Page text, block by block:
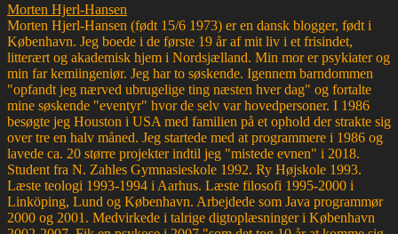
Morten Hjerl-Hansen
Morten Hjerl-Hansen (født 15/6 1973) er en dansk blogger, født i
København. Jeg boede i de første 19 år af mit liv i et frisindet,
litterært og akademisk hjem i Nordsjælland. Min mor er psykiater og
min far kemiingeniør. Jeg har to søskende. Igennem barndommen
"opfandt jeg nærved ubrugelige ting næsten hver dag" og fortalte
mine søskende "eventyr" hvor de selv var hovedpersoner. I 1986
besøgte jeg Houston i USA med familien på et ophold der strakte sig
over tre en halv måned. Jeg startede med at programmere i 1986 og
lavede ca. 20 større projekter indtil jeg "mistede evnen" i 2018.
Student fra N. Zahles Gymnasieskole 1992. Ry Højskole 1993.
Læste teologi 1993-1994 i Aarhus. Læste filosofi 1995-2000 i
Linköping, Lund og København. Arbejdede som Java programmør
2000 og 2001. Medvirkede i talrige digtoplæsninger i København